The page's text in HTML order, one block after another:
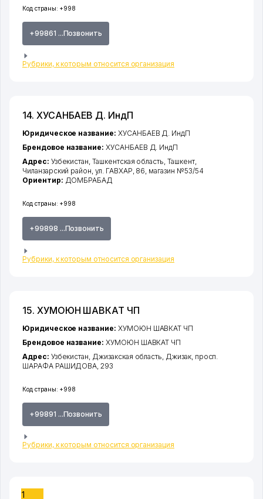
Код страны: +998
+99861 ...Позвонить
Рубрики, к которым относится организация
14. ХУСАНБАЕВ Д. ИндП
Код страны: +998
+99898 ...Позвонить
Рубрики, к которым относится организация
Юридическое название: ХУСАНБАЕВ Д. ИндП
Брендовое название: ХУСАНБАЕВ Д. ИндП
Адрес: Узбекистан,Ташкентская область ,Ташкент,
Чиланзарский район ,ул. ГАВХАР , 86, магазин №53/54
Ориентир: ДОМБРАБАД
15. ХУМОЮН ШАВКАТ ЧП
Код страны: +998
+99891 ...Позвонить
Рубрики, к которым относится организация
Юридическое название: ХУМОЮН ШАВКАТ ЧП
Брендовое название: ХУМОЮН ШАВКАТ ЧП
Адрес: Узбекистан, Джизакская область Джизак, просп.
ШАРАФА РАШИДОВА , 293
1